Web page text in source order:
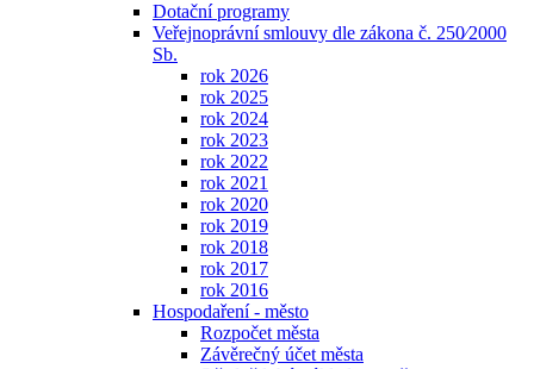
Dotační programy
Veřejnoprávní smlouvy dle zákona č. 250⁄2000
Sb.
rok 2026
rok 2025
rok 2024
rok 2023
rok 2022
rok 2021
rok 2020
rok 2019
rok 2018
rok 2017
rok 2016
Hospodaření - město
Rozpočet města
Závěrečný účet města